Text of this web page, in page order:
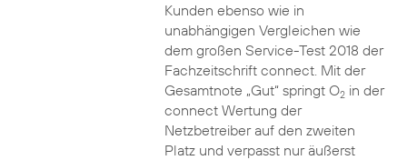
Kunden ebenso wie in
unabhängigen Vergleichen wie
dem großen Service-Test 2018 der
Fachzeitschrift connect. Mit der
Gesamtnote „Gut“ springt O2in der
connect Wertung der
Netzbetreiber auf den zweiten
Platz und verpasst nur äußerst